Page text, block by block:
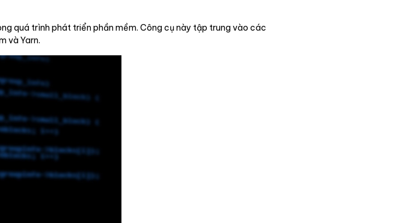
quá trình phát triển phần mềm. Công cụ này tập trung vào các
và Yarn.